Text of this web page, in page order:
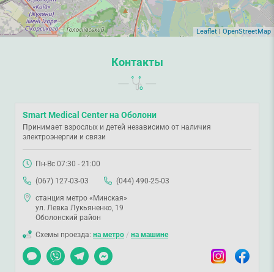
Leaflet OpenStreetMap
Контакты
Smart Medical Center на Оболони
Принимает взрослых и детей независимо от наличия
электроэнергии и связи
Пн-Вс 07:30 - 21:00
(067) 127-03-03
(044) 490-25-03
станция метро «Минская»
ул. Левка Лукьяненко, 19
Оболонский район
Схемы проезда: на метро / на машине
Чат
Viber TelegramMessenger InstagramFacebook